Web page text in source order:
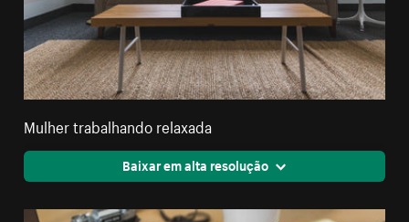
Mulher trabalhando relaxada
Baixar em alta resolução